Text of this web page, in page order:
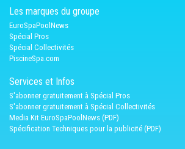
Les marques du groupe
EuroSpaPoolNews
Spécial Pros
Spécial Collectivités
PiscineSpa.com
Services et Infos
S'abonner gratuitement à Spécial Pros
S'abonner gratuitement à Spécial Collectivités
Media Kit EuroSpaPoolNews (PDF)
Spécification Techniques pour la publicité (PDF)